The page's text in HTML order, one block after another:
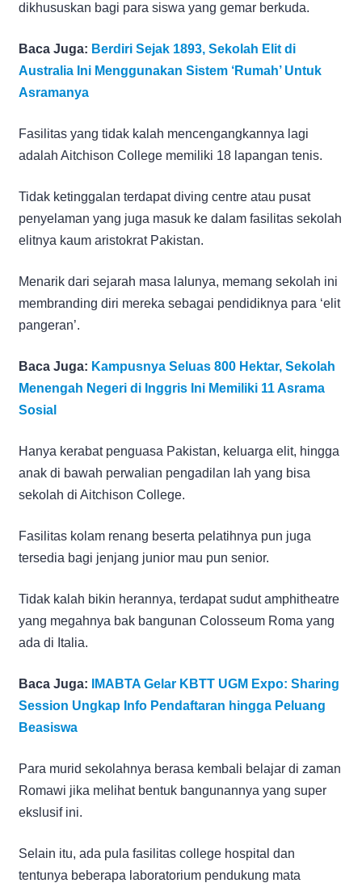
dikhususkan bagi para siswa yang gemar berkuda.
Baca Juga: Berdiri Sejak 1893, Sekolah Elit di
Australia Ini Menggunakan Sistem ‘Rumah’ Untuk
Asramanya
Fasilitas yang tidak kalah mencengangkannya lagi
adalah Aitchison College memiliki 18 lapangan tenis.
Tidak ketinggalan terdapat diving centre atau pusat
penyelaman yang juga masuk ke dalam fasilitas sekolah
elitnya kaum aristokrat Pakistan.
Menarik dari sejarah masa lalunya, memang sekolah ini
membranding diri mereka sebagai pendidiknya para ‘elit
pangeran’.
Baca Juga: Kampusnya Seluas 800 Hektar, Sekolah
Menengah Negeri di Inggris Ini Memiliki 11 Asrama
Sosial
Hanya kerabat penguasa Pakistan, keluarga elit, hingga
anak di bawah perwalian pengadilan lah yang bisa
sekolah di Aitchison College.
Fasilitas kolam renang beserta pelatihnya pun juga
tersedia bagi jenjang junior mau pun senior.
Tidak kalah bikin herannya, terdapat sudut amphitheatre
yang megahnya bak bangunan Colosseum Roma yang
ada di Italia.
Baca Juga:
IMABTA Gelar KBTT UGM Expo: Sharing
Session Ungkap Info Pendaftaran hingga Peluang
Beasiswa
Para murid sekolahnya berasa kembali belajar di zaman
Romawi jika melihat bentuk bangunannya yang super
ekslusif ini.
Selain itu, ada pula fasilitas college hospital dan
tentunya beberapa laboratorium pendukung mata